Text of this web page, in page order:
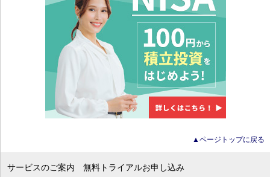
▲ページトップに戻る
サービスのご案内 無料トライアルお申し込み